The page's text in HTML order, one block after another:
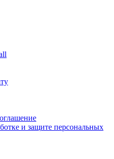
и защите персональных